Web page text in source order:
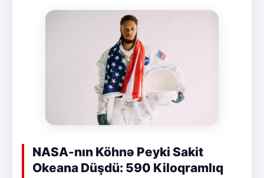
NASA-nın Köhnə Peyki Sakit
Okeana Düşdü: 590 Kiloqramlıq